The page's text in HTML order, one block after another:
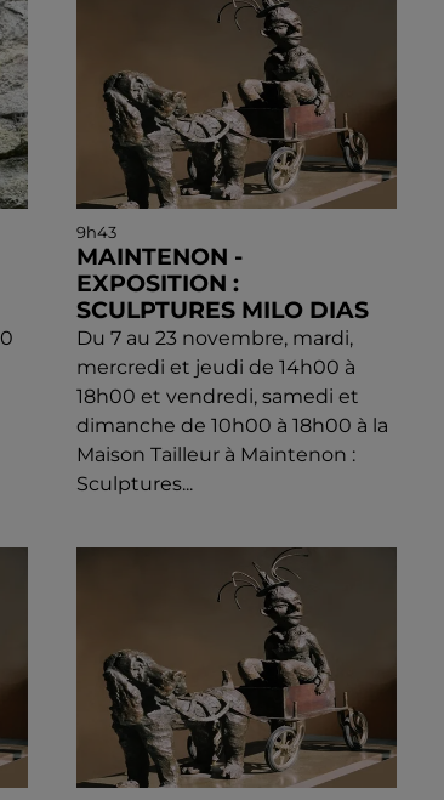
9h43
MAINTENON -
EXPOSITION :
SCULPTURES MILO DIAS
Du 7 au 23 novembre, mardi,
mercredi et jeudi de 14h00 à
18h00 et vendredi, samedi et
dimanche de 10h00 à 18h00 à la
Maison Tailleur à Maintenon :
Sculptures...